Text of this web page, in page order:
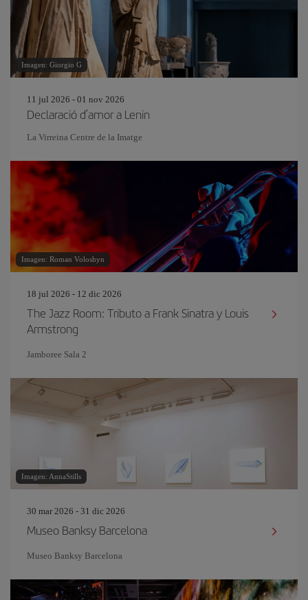
Imagen: Giorgio G
11 jul 2026 - 01 nov 2026
Declaració d’amor a Lenin
La Virreina Centre de la Imatge
Imagen: Roman Voloshyn
18 jul 2026 - 12 dic 2026
The Jazz Room: Tributo a Frank Sinatra y Louis
Armstrong
Jamboree Sala 2
Imagen: AnnaStills
30 mar 2026 - 31 dic 2026
Museo Banksy Barcelona
Museo Banksy Barcelona